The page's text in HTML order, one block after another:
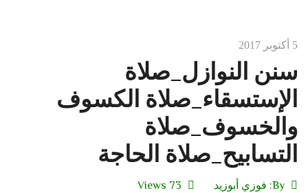
5 أكتوبر 2017
سنن النوازل_صلاة
الإستسقاء_صلاة الكسوف
والخسوف_صلاة
التسابيح_صلاة الحاجة
By: فوزي أبوزيد 73 Views